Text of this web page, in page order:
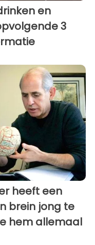
en
3
heeft een
brein jong te
hem allemaal